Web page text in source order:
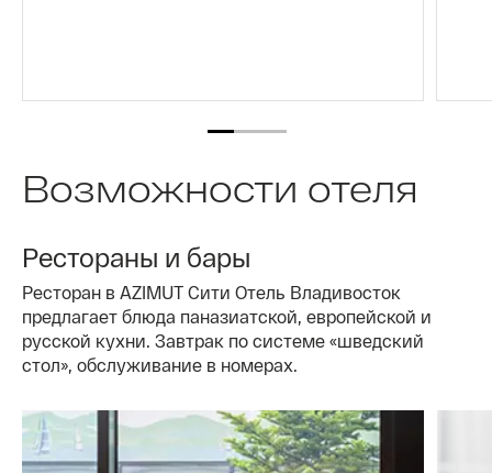
Возможности отеля
Рестораны и бары
Ресторан в AZIMUT Сити Отель Владивосток
предлагает блюда паназиатской, европейской и
русской кухни. Завтрак по системе «шведский
стол», обслуживание в номерах.